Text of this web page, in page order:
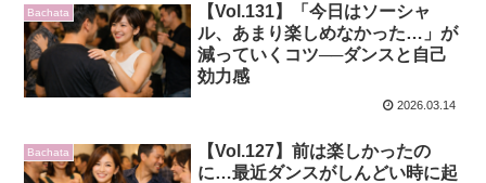
Bachata
【Vol.131】「今日はソーシャ
ル、あまり楽しめなかった…」が
減っていくコツ──ダンスと自己
効力感
2026.03.14
Bachata
【Vol.127】前は楽しかったの
に…最近ダンスがしんどい時に起